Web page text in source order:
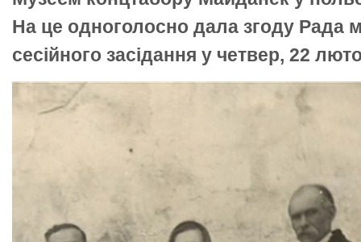
На це одноголосно дала згоду Рада
сесійного засідання у четвер, 22